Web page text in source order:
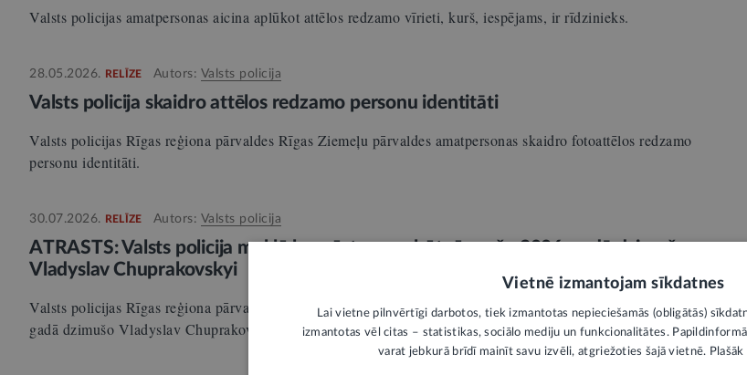
Valsts policijas amatpersonas aicina aplūkot attēlos redzamo vīrieti, kurš, iespējams, ir rīdzinieks.
28.05.2026. RELĪZE Autors: Valsts policija
Valsts policija skaidro attēlos redzamo personu identitāti
Valsts policijas Rīgas reģiona pārvaldes Rīgas Ziemeļu pārvaldes amatpersonas skaidro fotoattēlos redzamo
personu identitāti.
30.07.2026. RELĪZE Autors: Valsts policija
ATRASTS: Valsts policija meklē bezvēsts prombūtnē esošo 2006. gadā dzimušo
Vladyslav Chuprakovskyi
Valsts policijas Rīgas reģiona pārvaldes Rīgas Austrumu pārvalde meklē bezvēsts prombūtnē esošo 2006.
gadā dzimušo Vladyslav Chuprakovskyi, kurš 28. jūlijā…
Vietnē izmantojam sīkdatnes
Lai vietne pilnvērtīgi darbotos, tiek izmantotas nepieciešamās (obligātās)
izmantotas vēl citas – statistikas, sociālo mediju un funkcionalitātes.
varat jebkurā brīdī mainīt savu izvēli, atgriežoties šajā vietnē. Plašāk